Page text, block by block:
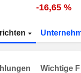
-16,65 %
Wichtige